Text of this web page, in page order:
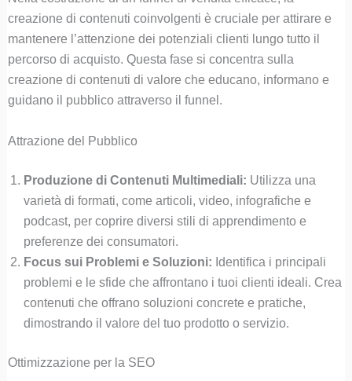
creazione di contenuti coinvolgenti è cruciale per attirare e
mantenere l’attenzione dei potenziali clienti lungo tutto il
percorso di acquisto. Questa fase si concentra sulla
creazione di contenuti di valore che educano, informano e
guidano il pubblico attraverso il funnel.
Attrazione del Pubblico
Produzione di Contenuti Multimediali: Utilizza una
varietà di formati, come articoli, video, infografiche e
podcast, per coprire diversi stili di apprendimento e
preferenze dei consumatori.
Focus sui Problemi e Soluzioni: Identifica i principali
problemi e le sfide che affrontano i tuoi clienti ideali. Crea
contenuti che offrano soluzioni concrete e pratiche,
dimostrando il valore del tuo prodotto o servizio.
Ottimizzazione per la SEO